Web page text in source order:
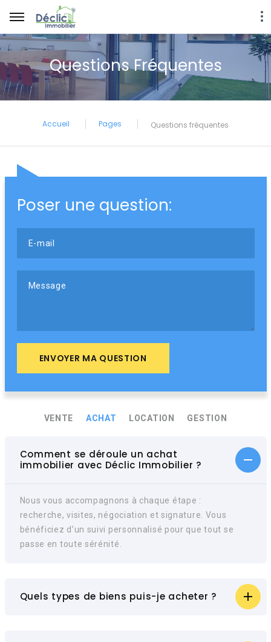
Questions Fréquentes
Accueil Pages Questions fréquentes
Poser une question:
E-mail
Message
ENVOYER MA QUESTION
VENTE ACHAT LOCATION GESTION
Comment se déroule un achat
immobilier avec Déclic Immobilier ?
Nous vous accompagnons à chaque étape :
recherche, visites, négociation et signature. Vous
bénéficiez d’un suivi personnalisé pour que tout se
passe en toute sérénité.
Quels types de biens puis-je acheter ?